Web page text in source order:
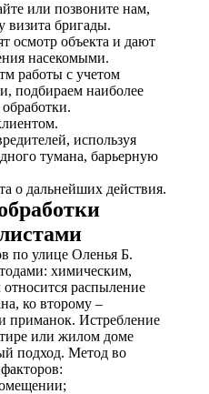
или позвоните нам,
визита бригады.
осмотр объекта и дают
насекомыми.
работы с учетом
подбираем наиболее
используя
тумана, барьерную
о дальнейших действия.
по улице Оленья Б.
химическим,
распыление
ко второму –
приманок. Истребление
или жилом доме
подход. Метод во